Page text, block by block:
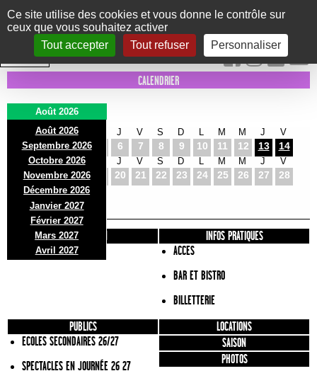
Panneau de gestion des cookies
Ce site utilise des cookies et vous donne le contrôle sur
ceux que vous souhaitez activer
Tout accepter
Tout refuser Personnaliser
Le Marni
CONCERTS DANSE/CIRQUE THÉÂTRE KIDS EXPOS EVENTS
INTRA MUROS
CALENDRIER
Août 2026
Août 2026
Septembre 2026
Octobre 2026
Novembre 2026
Décembre 2026
Janvier 2027
Février 2027
Mars 2027
Avril 2027
D
2
L
3
M
4
J
6
V
7
S
8
D
9 10
M
11
M
12
J
13
V
14
D
16
L
17
M
18
J
20
V
21
S
22
D
23 24
M
25
M
26
J
27
V
28
D
30
L
31
PRÉSENTATION
INFOS PRATIQUES
ACCES
BAR ET BISTRO
BILLETTERIE
PUBLICS
ECOLES SECONDAIRES 26/27
SPECTACLES EN JOURNÉE 26 27
LOCATIONS
SAISON
PHOTOS